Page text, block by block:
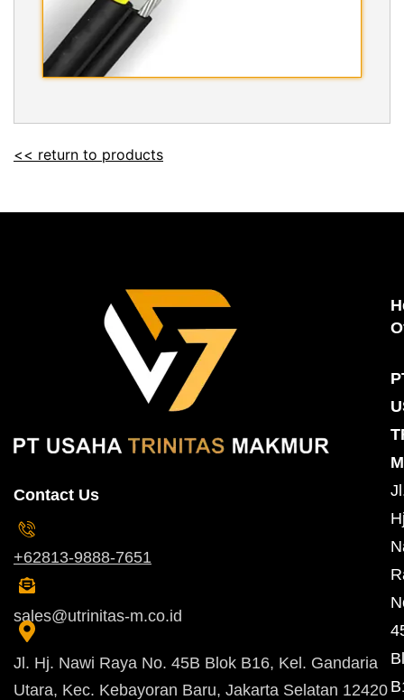
<< return to products
Contact Us
+62813-9888-7651
sales@utrinitas-m.co.id
Jl. Hj. Nawi Raya No. 45B Blok B16, Kel. Gandaria
Utara, Kec. Kebayoran Baru, Jakarta Selatan 12420